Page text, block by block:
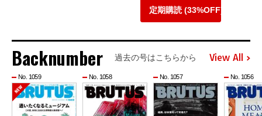
定期購読 (33%OFF)
Backnumber 過去の号はこちらから View All
No. 1059 No. 1058 No. 1057 No. 1056